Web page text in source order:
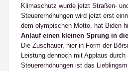
Klimaschutz wurde jetzt Straßen-
Steuererhöhungen wird jetzt erst
dem olympischen Motto, hat Biden
Anlauf einen kleinen Sprung in
Die Zuschauer, hier in Form der
Leistung dennoch mit Applaus
Steuererhöhungen ist das